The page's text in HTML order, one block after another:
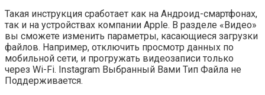
Такая инструкция сработает как на Андроид-смартфонах,
так и на устройствах компании Apple. В разделе «Видео»
вы сможете изменить параметры, касающиеся загрузки
файлов. Например, отключить просмотр данных по
мобильной сети, и прогружать видеозаписи только
через Wi-Fi. Instagram Выбранный Вами Тип Файла не
Поддерживается.